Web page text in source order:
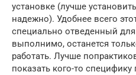
установке (лучше
надежно). Удобнее всего
специально отведенный
выполнимо, останется
работать. Лучше
показать кого-то